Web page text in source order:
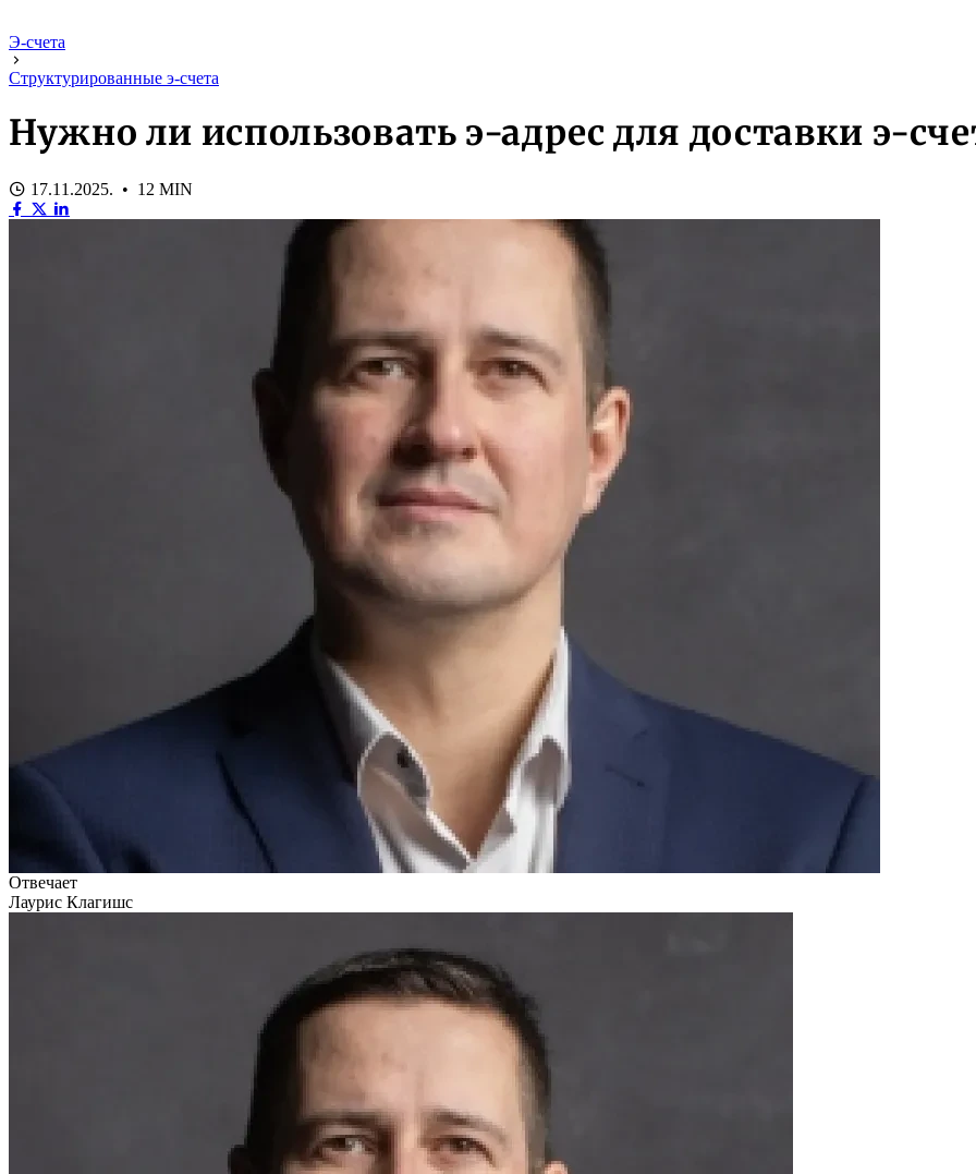
Э-счета
Структурированные э-счета
Нужно ли использовать э-адрес для доставки э-
17.11.2025. • 12 MIN
Отвечает
Лаурис Клагишс